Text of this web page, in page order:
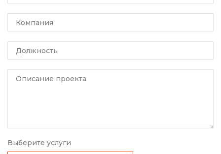
Компания
Должность
Описание проекта
Выберите услуги